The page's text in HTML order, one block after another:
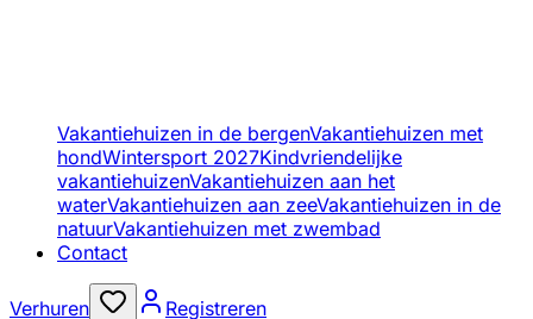
Vakantiehuizen in de bergenVakantiehuizen met
hondWintersport 2027Kindvriendelijke
vakantiehuizenVakantiehuizen aan het
waterVakantiehuizen aan zeeVakantiehuizen in de
natuurVakantiehuizen met zwembad
Contact
Verhuren Registreren